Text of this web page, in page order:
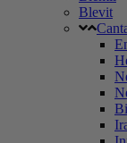
Blevit